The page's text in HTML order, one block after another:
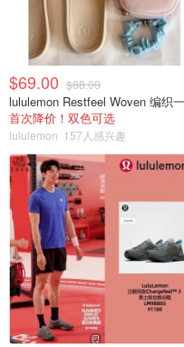
$69.00 $88.00
首次降价！双色可选
lululemon 157人感兴趣